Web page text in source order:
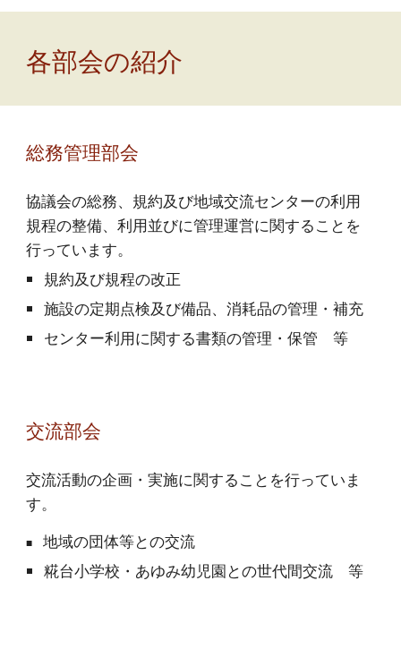
各部会の紹介
総務管理部会
協議会の総務、規約及び地域交流センターの利用
規程の整備、利用並びに管理運営に関することを
行っています。
規約及び規程の改正
施設の定期点検及び備品、消耗品の管理・補充
センター利用に関する書類の管理・保管 等
交流部会
交流活動の企画・実施に関することを行っていま
す。
■地域の団体等との交流
糀台小学校・あゆみ幼児園との世代間交流 等